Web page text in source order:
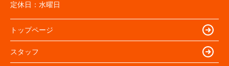
定休日： 水曜日
トップページ
スタッフ